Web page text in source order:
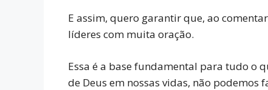
E assim, quero garantir que, ao
líderes com muita oração.
Essa é a base fundamental para tudo o
de Deus em nossas vidas, não podemos